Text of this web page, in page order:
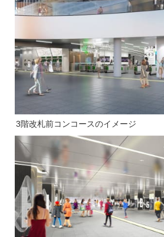
3階改札前コンコースのイメージ